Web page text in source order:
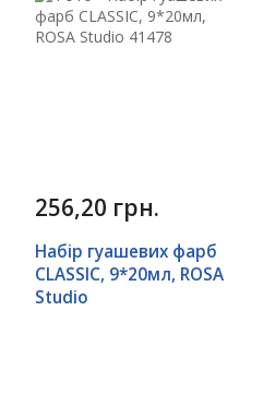
256,20 грн.
Набір гуашевих фарб
CLASSIC, 9*20мл, ROSA
Studio